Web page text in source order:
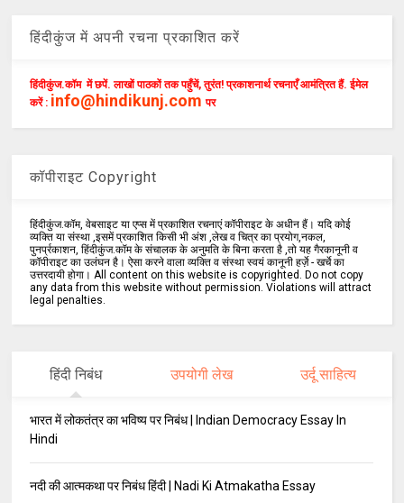
हिंदीकुंज में अपनी रचना प्रकाशित करें
हिंदीकुंज.कॉम में छपें. लाखों पाठकों तक पहुँचें, तुरंत! प्रकाशनार्थ रचनाएँ आमंत्रित हैं. ईमेल
करें : info@hindikunj.com पर
कॉपीराइट Copyright
हिंदीकुंज.कॉम, वेबसाइट या एप्स में प्रकाशित रचनाएं कॉपीराइट के अधीन हैं। यदि कोई
व्यक्ति या संस्था ,इसमें प्रकाशित किसी भी अंश ,लेख व चित्र का प्रयोग,नकल,
पुनर्प्रकाशन, हिंदीकुंज.कॉम के संचालक के अनुमति के बिना करता है ,तो यह गैरकानूनी व
कॉपीराइट का उलंघन है। ऐसा करने वाला व्यक्ति व संस्था स्वयं कानूनी हर्ज़े - खर्चे का
उत्तरदायी होगा। All content on this website is copyrighted. Do not copy
any data from this website without permission. Violations will attract
legal penalties.
हिंदी निबंध उपयोगी लेख उर्दू साहित्य
भारत में लोकतंत्र का भविष्य पर निबंध | Indian Democracy Essay In
Hindi
नदी की आत्मकथा पर निबंध हिंदी | Nadi Ki Atmakatha Essay